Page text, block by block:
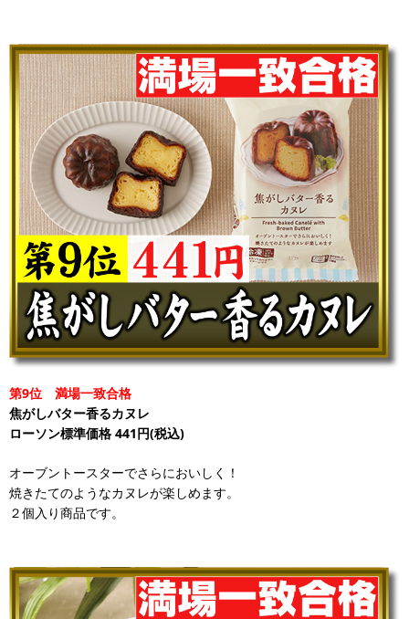
第9位 満場一致合格
焦がしバター香るカヌレ
ローソン標準価格 441円(税込)
オーブントースターでさらにおいしく！
焼きたてのようなカヌレが楽しめます。
２個入り商品です。